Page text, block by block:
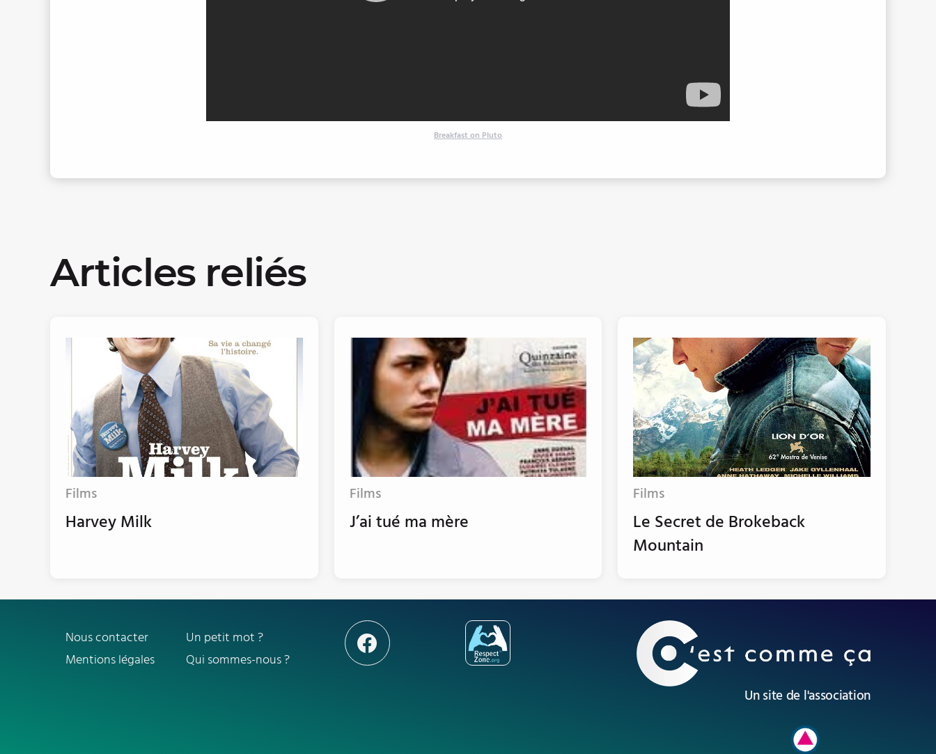
Breakfast on Pluto
Articles reliés
Films
Harvey Milk
Films
J’ai tué ma mère
Films
Le Secret de Brokeback
Mountain
Nous contacter
Un petit mot ?
Mentions légales
Qui sommes-nous ?
Un site de l'association